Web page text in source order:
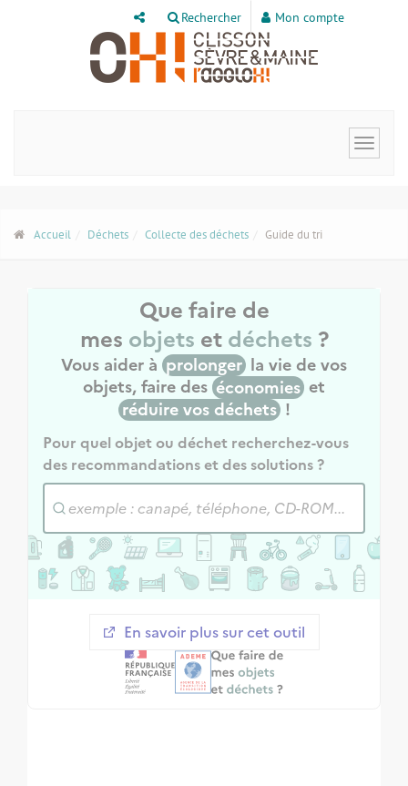
Rechercher Mon compte
Toggle
Accueil Déchets Collecte des déchets Guide du tri
Panneau de gestion des cookies